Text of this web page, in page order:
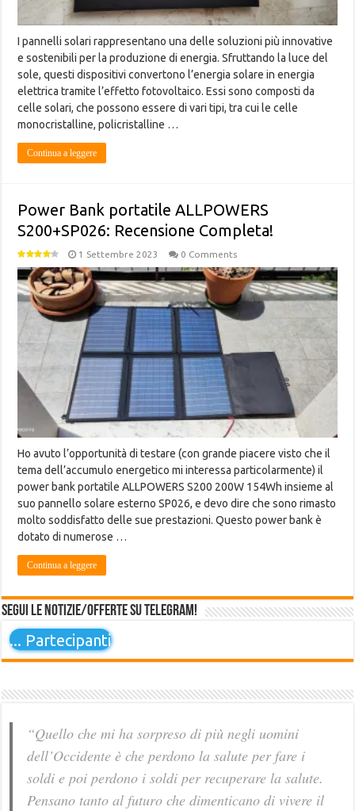
I pannelli solari rappresentano una delle soluzioni più innovative
e sostenibili per la produzione di energia. Sfruttando la luce del
sole, questi dispositivi convertono l’energia solare in energia
elettrica tramite l’effetto fotovoltaico. Essi sono composti da
celle solari, che possono essere di vari tipi, tra cui le celle
monocristalline, policristalline …
Continua a leggere
Power Bank portatile ALLPOWERS
S200+SP026: Recensione Completa!
1 Settembre 2023 0 Comments
Ho avuto l’opportunità di testare (con grande piacere visto che il
tema dell’accumulo energetico mi interessa particolarmente) il
power bank portatile ALLPOWERS S200 200W 154Wh insieme al
suo pannello solare esterno SP026, e devo dire che sono rimasto
molto soddisfatto delle sue prestazioni. Questo power bank è
dotato di numerose …
Continua a leggere
Segui le notizie/offerte su Telegram!
... Partecipanti
“Quello che mi ha sorpreso di più negli uomini
dell’Occidente è che perdono la salute per fare i
soldi e poi perdono i soldi per recuperare la salute.
Pensano tanto al futuro che dimenticano di vivere il